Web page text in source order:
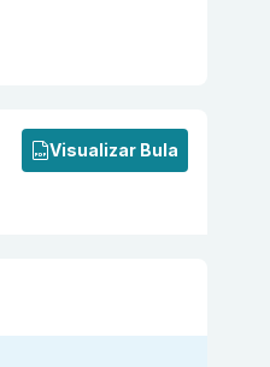
Visualizar Bula